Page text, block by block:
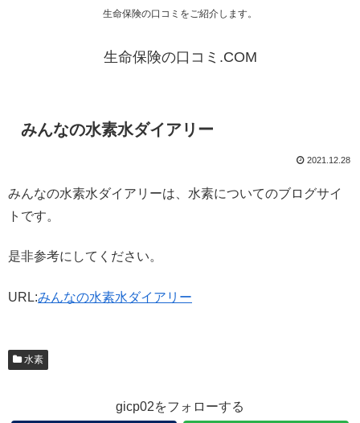
生命保険の口コミをご紹介します。
生命保険の口コミ.COM
みんなの水素水ダイアリー
2021.12.28
みんなの水素水ダイアリーは、水素についてのブログサイ
トです。
是非参考にしてください。
URL:みんなの水素水ダイアリー
水素
gicp02をフォローする